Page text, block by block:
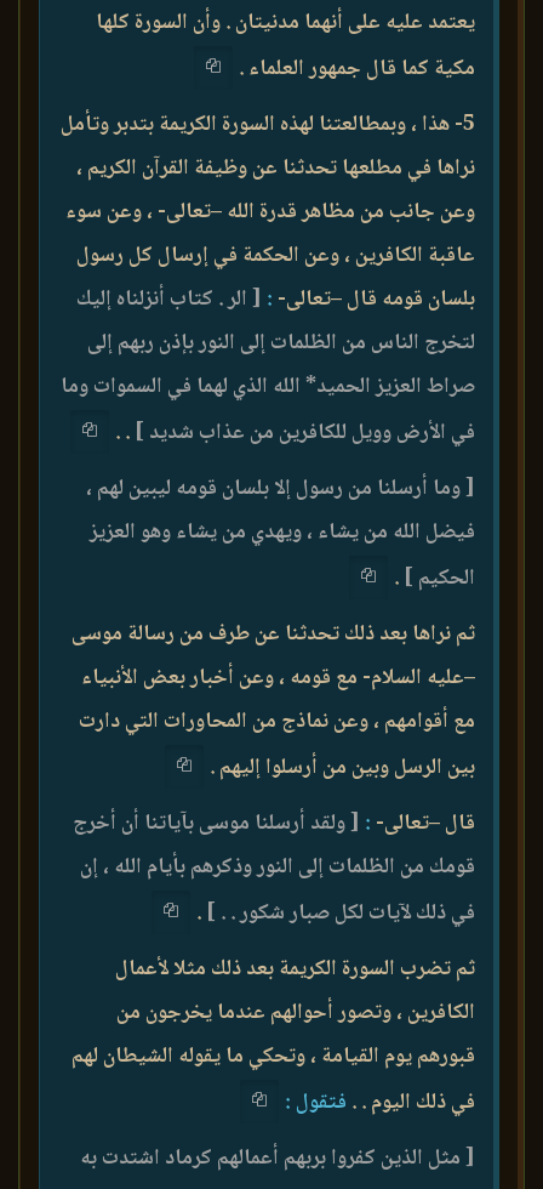
يعتمد عليه على أنهما مدنيتان . وأن السورة كلها
مكية كما قال جمهور العلماء .
5- هذا ، وبمطالعتنا لهذه السورة الكريمة بتدبر وتأمل
نراها في مطلعها تحدثنا عن وظيفة القرآن الكريم ،
وعن جانب من مظاهر قدرة الله –تعالى- ، وعن سوء
عاقبة الكافرين ، وعن الحكمة في إرسال كل رسول
بلسان قومه قال –تعالى- : [ الر . كتاب أنزلناه إليك
لتخرج الناس من الظلمات إلى النور بإذن ربهم إلى
صراط العزيز الحميد* الله الذي لهما في السموات وما
في الأرض وويل للكافرين من عذاب شديد ] . .
[ وما أرسلنا من رسول إلا بلسان قومه ليبين لهم ،
فيضل الله من يشاء ، ويهدي من يشاء وهو العزيز
الحكيم ] .
ثم نراها بعد ذلك تحدثنا عن طرف من رسالة موسى
–عليه السلام- مع قومه ، وعن أخبار بعض الأنبياء
مع أقوامهم ، وعن نماذج من المحاورات التي دارت
بين الرسل وبين من أرسلوا إليهم .
قال –تعالى- : [ ولقد أرسلنا موسى بآياتنا أن أخرج
قومك من الظلمات إلى النور وذكرهم بأيام الله ، إن
في ذلك لآيات لكل صبار شكور . . ] .
ثم تضرب السورة الكريمة بعد ذلك مثلا لأعمال
الكافرين ، وتصور أحوالهم عندما يخرجون من
قبورهم يوم القيامة ، وتحكي ما يقوله الشيطان لهم
في ذلك اليوم . . فتقول :
[ مثل الذين كفروا بربهم أعمالهم كرماد اشتدت به